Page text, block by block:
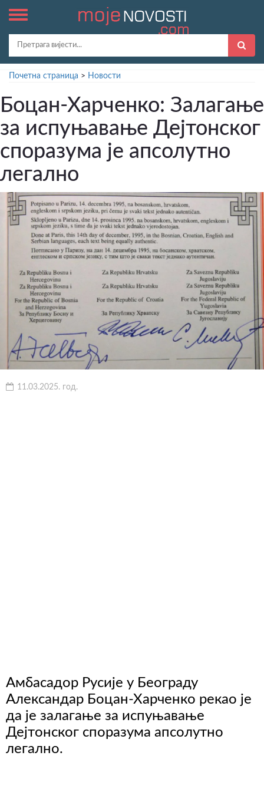
Почетна страница > Новости
Боцан-Харченко: Залагање
за испуњавање Дејтонског
споразума је апсолутно
легално
11.03.2025. год.
Амбасадор Русије у Београду
Александар Боцан-Харченко рекао је
да је залагање за испуњавање
Дејтонског споразума апсолутно
легално.